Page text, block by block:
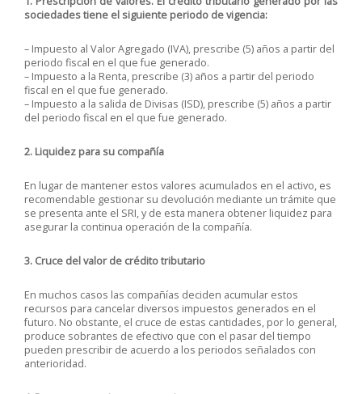
sociedades tiene el siguiente periodo de vigencia:
– Impuesto al Valor Agregado (IVA), prescribe (5) años a partir del
periodo fiscal en el que fue generado.
– Impuesto a la Renta, prescribe (3) años a partir del periodo
fiscal en el que fue generado.
– Impuesto a la salida de Divisas (ISD), prescribe (5) años a partir
del periodo fiscal en el que fue generado.
2. Liquidez para su compañía
En lugar de mantener estos valores acumulados en el activo, es
recomendable gestionar su devolución mediante un trámite que
se presenta ante el SRI, y de esta manera obtener liquidez para
asegurar la continua operación de la compañía.
3. Cruce del valor de crédito tributario
En muchos casos las compañías deciden acumular estos
recursos para cancelar diversos impuestos generados en el
futuro. No obstante, el cruce de estas cantidades, por lo general,
produce sobrantes de efectivo que con el pasar del tiempo
pueden prescribir de acuerdo a los periodos señalados con
anterioridad.